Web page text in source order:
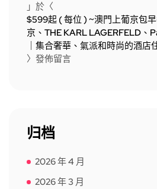
」於〈
$599起 ( 每位 ) ~澳門上葡京包
京、THE KARL LAGERFELD、
｜集合奢華、氣派和時尚的酒店
〉發佈留言
归档
2026 年 4 月
2026 年 3 月